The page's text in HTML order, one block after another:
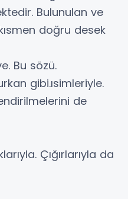
Bulunulan ve
doğru desek
Bu sözü.
gibi.ısimleriyle.
de
Çığırlarıyla da